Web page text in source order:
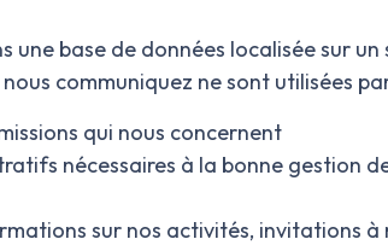
base de données localisée sur un
communiquez ne sont utilisées
qui nous concernent
nécessaires à la bonne gestion
sur nos activités, invitations